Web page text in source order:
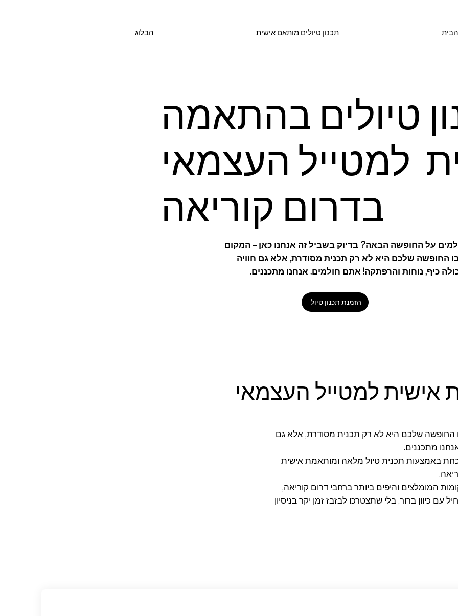
הבלוג תכנון טיולים מותאם אישית
טיולים בהתאמה
למטייל העצמאי
בדרום קוריאה
על החופשה הבאה? בדיוק בשביל זה אנחנו כאן – המקום
החופשה שלכם היא לא רק תכנית מסודרת, אלא גם חוויה
כיף, נוחות והרפתקה! אתם חולמים. אנחנו מתכננים.
הזמנת תכנון טיול
אישית למטייל העצמאי
החופשה שלכם היא לא רק תכנית מסודרת, אלא גם
מתכננים.
באמצעות תכנית טיול מלאה ומותאמת אישית
המומלצים והיפים ביותר ברחבי דרום קוריאה,
כיוון ברור, בלי שתצטרכו לבזבז זמן יקר בניסיון